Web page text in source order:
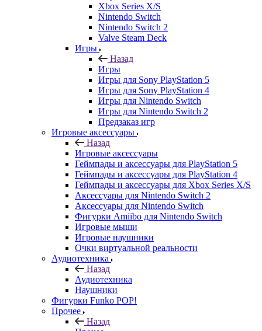
Xbox Series X/S
Nintendo Switch
Nintendo Switch 2
Valve Steam Deck
Игры
Назад
Игры
Игры для Sony PlayStation 5
Игры для Sony PlayStation 4
Игры для Nintendo Switch
Игры для Nintendo Switch 2
Предзаказ игр
Игровые аксессуары
Назад
Игровые аксессуары
Геймпады и аксессуары для PlayStation 5
Геймпады и аксессуары для PlayStation 4
Геймпады и аксессуары для Xbox Series X/S
Аксессуары для Nintendo Switch 2
Аксессуары для Nintendo Switch
Фигурки Amiibo для Nintendo Switch
Игровые мыши
Игровые наушники
Очки виртуальной реальности
Аудиотехника
Назад
Аудиотехника
Наушники
Фигурки Funko POP!
Прочее
Назад